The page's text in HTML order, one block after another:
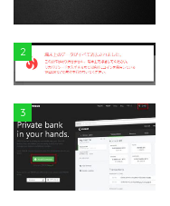
2
3